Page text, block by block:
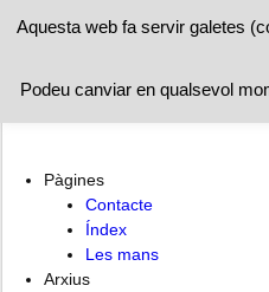
Inici Les mans Índex
Pàgines
Contacte
Índex
Les mans
Arxius
Aquesta web fa servir galetes
Podeu canviar en qualsevol